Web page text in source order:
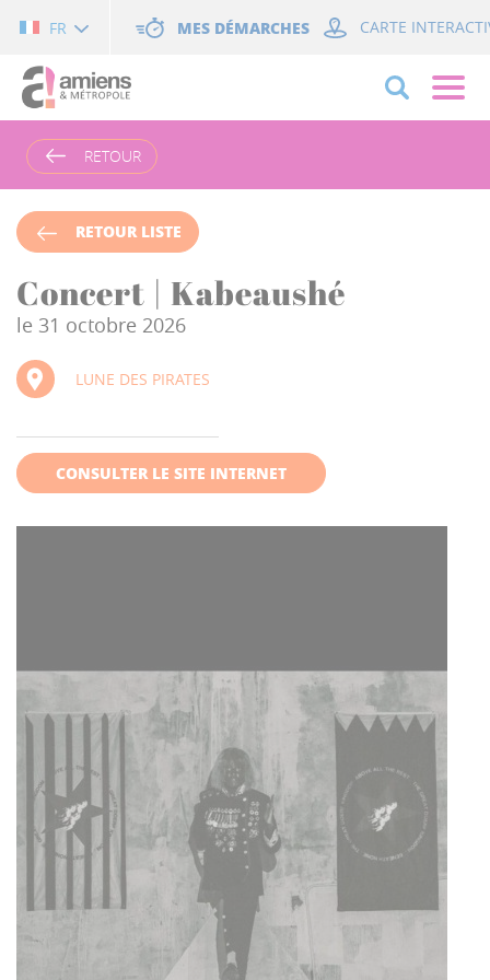
FR MES DÉMARCHES CARTE
RETOUR
RETOUR LISTE
Concert | Kabeaushé
le 31 octobre 2026
LUNE DES PIRATES
CONSULTER LE SITE INTERNET